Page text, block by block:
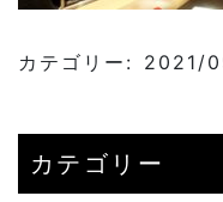
カテゴリー: 2021/
カテゴリー